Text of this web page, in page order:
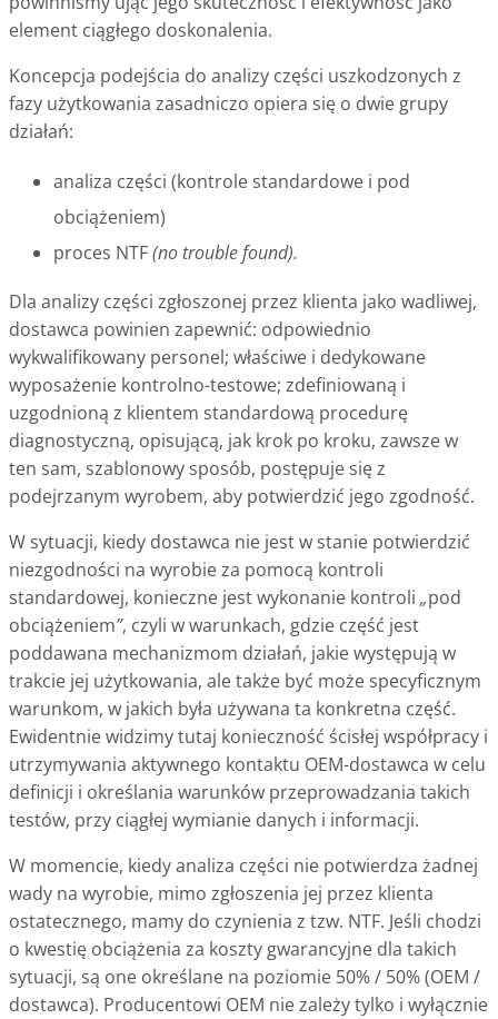
element ciągłego doskonalenia.
Koncepcja podejścia do analizy części uszkodzonych z
fazy użytkowania zasadniczo opiera się o dwie grupy
działań:
analiza części (kontrole standardowe i pod
obciążeniem)
proces NTF(no trouble found).
Dla analizy części zgłoszonej przez klienta jako wadliwej,
dostawca powinien zapewnić: odpowiednio
wykwalifikowany personel; właściwe i dedykowane
wyposażenie kontrolno-testowe; zdefiniowaną i
uzgodnioną z klientem standardową procedurę
diagnostyczną, opisującą, jak krok po kroku, zawsze w
ten sam, szablonowy sposób, postępuje się z
podejrzanym wyrobem, aby potwierdzić jego zgodność.
W sytuacji, kiedy dostawca nie jest w stanie potwierdzić
niezgodności na wyrobie za pomocą kontroli
standardowej, konieczne jest wykonanie kontroli „pod
obciążeniem”, czyli w warunkach, gdzie część jest
poddawana mechanizmom działań, jakie występują w
trakcie jej użytkowania, ale także być może specyficznym
warunkom, w jakich była używana ta konkretna część.
Ewidentnie widzimy tutaj konieczność ścisłej współpracy i
utrzymywania aktywnego kontaktu OEM-dostawca w celu
definicji i określania warunków przeprowadzania takich
testów, przy ciągłej wymianie danych i informacji.
W momencie, kiedy analiza części nie potwierdza żadnej
wady na wyrobie, mimo zgłoszenia jej przez klienta
ostatecznego, mamy do czynienia z tzw. NTF. Jeśli chodzi
o kwestię obciążenia za koszty gwarancyjne dla takich
sytuacji, są one określane na poziomie 50% / 50% (OEM /
dostawca). Producentowi OEM nie zależy tylko i wyłącznie